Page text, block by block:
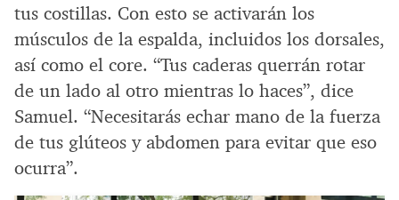
tus costillas. Con esto se activarán los
músculos de la espalda, incluidos los dorsales,
así como el core. “Tus caderas querrán rotar
de un lado al otro mientras lo haces”, dice
Samuel. “Necesitarás echar mano de la fuerza
de tus glúteos y abdomen para evitar que eso
ocurra”.